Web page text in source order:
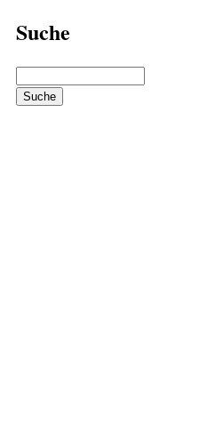
Suche